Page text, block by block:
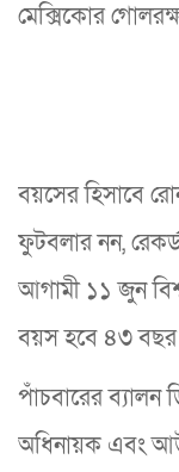
মেক্সিকোর
বয়সের হিসাবে
ফুটবলার নন,
আগামী ১১ জুন
বয়স হবে ৪৩ বছর
পাঁচবারের ব্যালন
অধিনায়ক এবং